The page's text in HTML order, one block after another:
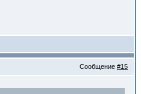
Сообщение #15